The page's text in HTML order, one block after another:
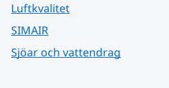
Luftkvalitet
SIMAIR
Sjöar och vattendrag